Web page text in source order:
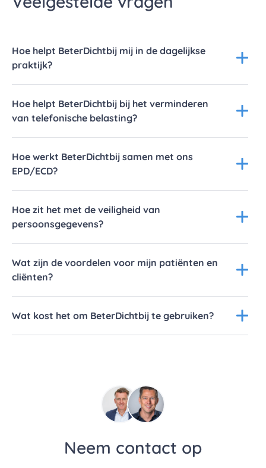
Hoe helpt BeterDichtbij mij in de dagelijkse
praktijk?
Hoe helpt BeterDichtbij bij het verminderen
van telefonische belasting?
Hoe werkt BeterDichtbij samen met ons
EPD/ECD?
Hoe zit het met de veiligheid van
persoonsgegevens?
Wat zijn de voordelen voor mijn patiënten en
cliënten?
Wat kost het om BeterDichtbij te gebruiken?
Neem contact op